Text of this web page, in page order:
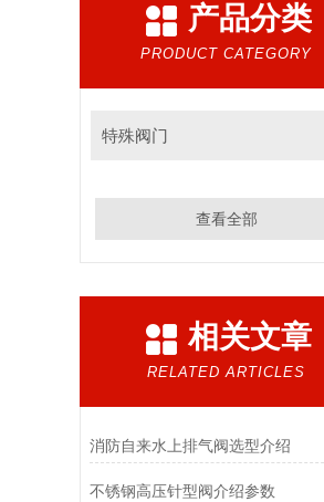
产品分类
PRODUCT CATEGORY
特殊阀门
查看全部
相关文章
RELATED ARTICLES
消防自来水上排气阀选型介绍
不锈钢高压针型阀介绍参数